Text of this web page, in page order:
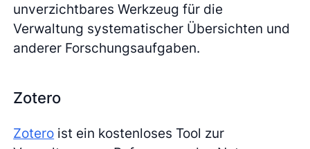
unverzichtbares Werkzeug für die
Verwaltung systematischer Übersichten und
anderer Forschungsaufgaben.
Zotero
Zotero ist ein kostenloses Tool zur